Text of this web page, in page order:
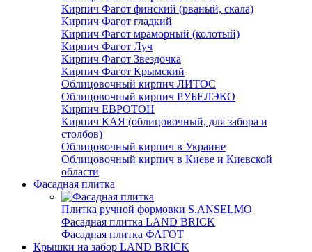
Кирпич Фагот финский (рваный, скала)
Кирпич Фагот гладкий
Кирпич Фагот мраморный (колотый)
Кирпич Фагот Луч
Кирпич Фагот Звездочка
Кирпич Фагот Крымский
Облицовочный кирпич ЛИТОС
Облицовочный кирпич РУБЕЛЭКО
Кирпич ЕВРОТОН
Кирпич КАЯ (облицовочный, для забора и
столбов)
Облицовочный кирпич в Украине
Облицовочный кирпич в Киеве и Киевской
области
Фасадная плитка
Плитка ручной формовки S.ANSELMO
Фасадная плитка LAND BRICK
Фасадная плитка ФАГОТ
Крышки на забор LAND BRICK